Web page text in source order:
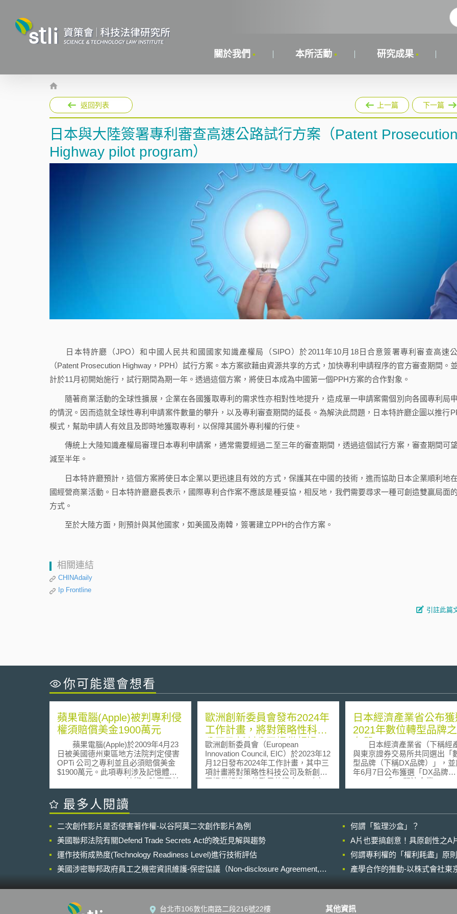
關於我們 本所活動 研究成果
返回列表 上一篇 下一篇
日本與大陸簽署專利審查高速公路試行方案（Patent Prosecution
Highway pilot program）
日本特許廳（JPO）和中國人民共和國國家知識產權局（SIPO）於2011年10月18日合意簽署專利審查高速
（Patent Prosecution Highway，PPH）試行方案。本方案欲藉由資源共享的方式，加快專利申請程序的官方審查期間。
計於11月初開始施行，試行期間為期一年。透過這個方案，將使日本成為中國第一個PPH方案的合作對象。
隨著商業活動的全球性擴展，企業在各國獲取專利的需求性亦相對性地提升，造成單一申請案需個別向各國專利局
的情況。因而造就全球性專利申請案件數量的攀升，以及專利審查期間的延長。為解決此問題，日本特許廳企圖以推行
模式，幫助申請人有效且及即時地獲取專利，以保障其國外專利權的行使。
傳統上大陸知識產權局審理日本專利申請案，通常需要經過二至三年的審查期間，透過這個試行方案，審查期間可
減至半年。
日本特許廳預計，這個方案將使日本企業以更迅速且有效的方式，保護其在中國的技術，進而協助日本企業順利地
國經營商業活動。日本特許廳廳長表示，國際專利合作案不應該是種妥協，相反地，我們需要尋求一種可創造雙贏局面
方式。
至於大陸方面，則預計與其他國家，如美國及南韓，簽署建立PPH的合作方案。
相關連結
CHINAdaily
Ip Frontline
引註此篇
你可能還會想看
蘋果電腦(Apple)被判專利侵
權須賠償美金1900萬元
蘋果電腦(Apple)於2009年4月23
日被美國德州東區地方法院判定侵害
OPTi 公司之專利並且必須賠償美金
$1900萬元。此項專利涉及記憶體之”
predictive snooping” 技術。陪審團並
認為蘋果電腦之行為構成故意侵權。
蘋果電腦雖主張OPTi 公司之專利為無
效，但此抗辯不為法院所採納。
有的製造與販賣產品的生意，改經藉
由提起侵權訴訟來獲取利益。除了控
告蘋果電腦外，OPTi 公司也針對其”
predictive snooping” 專利技術於同一
法院對AMD 公司提出類似的專利侵權
訴訟。由蘋果電腦此次被判敗訴來
它所擁有的predictive snooping” 技術
專利以提起訴訟的方式來獲取授權收
益。如同以往，蘋果電腦未對此次被
歐洲創新委員會發布2024年
工作計畫，將對策略性科技
公司及新創公司提供超過12
億歐元的資金
歐洲創新委員會（European
Innovation Council, EIC）於2023年12
月12日發布2024年工作計畫，其中三
項計畫將對策略性科技公司及新創公
司提供超過12億歐元的資金： （1）
「探路器計畫」（EIC Pathfinder）：
補助金額不超過400萬歐元。 （2）
「轉型器計畫」（EIC Transition）：
本計畫經費共0.94億歐元；「轉型器
計畫」係協助「探路器計畫」、「歐
洲研究院概念驗證計畫」（European
Research Council Proof of Concept
（Horizon Europe）之研發成果銜接
過250萬歐元。 （3）「加速器計畫」
日本經濟產業省公布獲
2021年數位轉型品牌
名單
日本經濟產業省（下稱經產
與東京證券交易所共同選出「
型品牌（下稱DX品牌）」，並
年6月7日公布獲選「DX品牌
2021」、「DX關注企業2021
業名單。獲選的企業不僅導入
到最大的作用。 DX品牌評價的
項目包含企業的願景、商業模
營策略、數位技術策略實施成
要成果指標的公開共享、公司
為了加強鼓勵企業推動數位轉
產省與東京證券交易所從獲選
大賞企業」，作為數位時代的
採取優良數位技術對策的企業
最多人閱讀
二次創作影片是否侵害著作權-以谷阿莫二次創作影片為例
何謂「監理沙盒」？
美國聯邦法院有關Defend Trade Secrets Act的晚近見解與趨勢
A片也要搞創意！具原創性之A
運作技術成熟度(Technology Readiness Level)進行技術評估
何謂專利權的「權利耗盡」原
美國涉密聯邦政府員工之機密資訊維護-保密協議（Non-disclosure Agreement,
產學合作的推動-以株式會社東
台北市106敦化南路二段216號22樓 其他資訊